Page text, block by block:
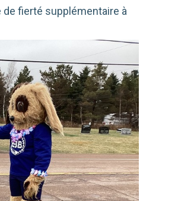
fierté supplémentaire à